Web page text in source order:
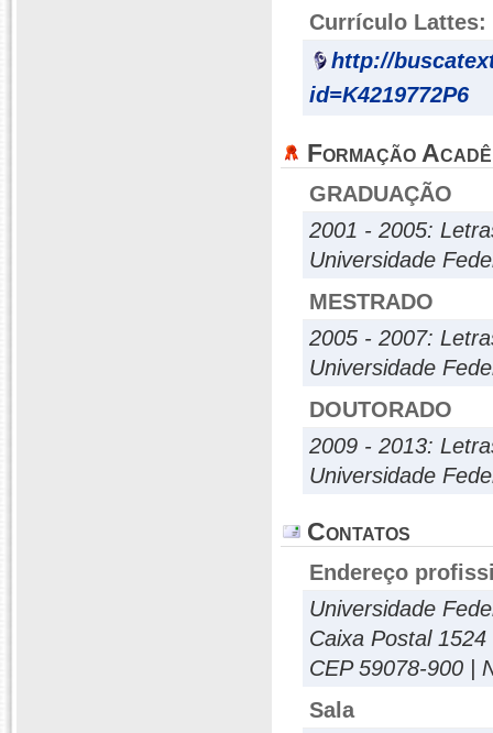
Currículo Lattes:
http://
id=K4219772P6
Formação
GRADUAÇÃO
2001 - 2005:
Universidade
MESTRADO
2005 - 2007:
Universidade
DOUTORADO
2009 - 2013:
Universidade
Contatos
Endereço
Universidade
Caixa Postal
CEP 59078-900 |
Sala